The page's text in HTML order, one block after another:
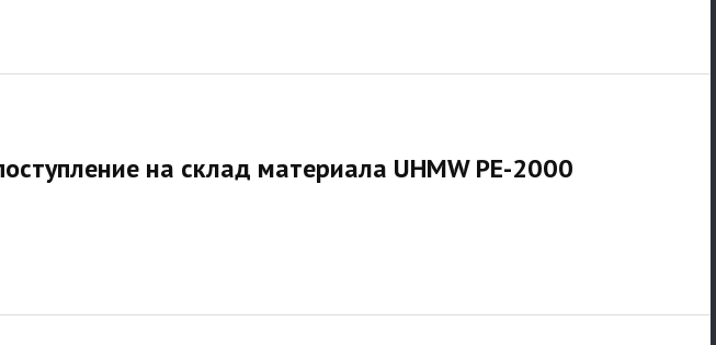
на склад материала UHMW PE-2000